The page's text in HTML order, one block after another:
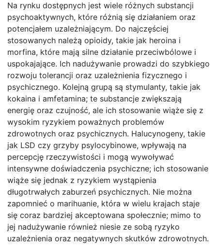
Na rynku dostępnych jest wiele różnych substancji
psychoaktywnych, które różnią się działaniem oraz
potencjałem uzależniającym. Do najczęściej
stosowanych należą opioidy, takie jak heroina i
morfina, które mają silne działanie przeciwbólowe i
uspokajające. Ich nadużywanie prowadzi do szybkiego
rozwoju tolerancji oraz uzależnienia fizycznego i
psychicznego. Kolejną grupą są stymulanty, takie jak
kokaina i amfetamina; te substancje zwiększają
energię oraz czujność, ale ich stosowanie wiąże się z
wysokim ryzykiem poważnych problemów
zdrowotnych oraz psychicznych. Halucynogeny, takie
jak LSD czy grzyby psylocybinowe, wpływają na
percepcję rzeczywistości i mogą wywoływać
intensywne doświadczenia psychiczne; ich stosowanie
wiąże się jednak z ryzykiem wystąpienia
długotrwałych zaburzeń psychicznych. Nie można
zapomnieć o marihuanie, która w wielu krajach staje
się coraz bardziej akceptowana społecznie; mimo to
jej nadużywanie również niesie ze sobą ryzyko
uzależnienia oraz negatywnych skutków zdrowotnych.